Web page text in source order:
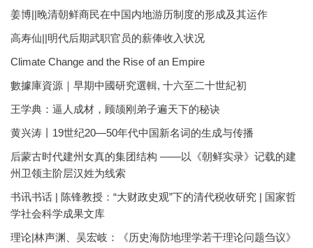
姜博||晚清朝鲜商民在中国内地游历制度的形成及其运作
高寿仙||明代后期武职官员的薪俸收入状况
Climate Change and the Rise of an Empire
數據庫資源｜早期中國研究選輯, 十六至二十世紀初
王学典：逼人成材，顾颉刚弟子遍天下的秘诀
黄兴涛丨19世纪20—50年代中国新名词的生成与传播
后蒙古时代建州女真的集团结构 ——以《朝鲜实录》记载的建
州卫领主阶层汉姓为线索
书讯书话 | 陈锋教授：“大财政史观”下的清代税收研究 | 国家哲
学社会科学成果文库
理论|林声渊、吴宏岐：《历史海防地理学若干理论问题刍议》